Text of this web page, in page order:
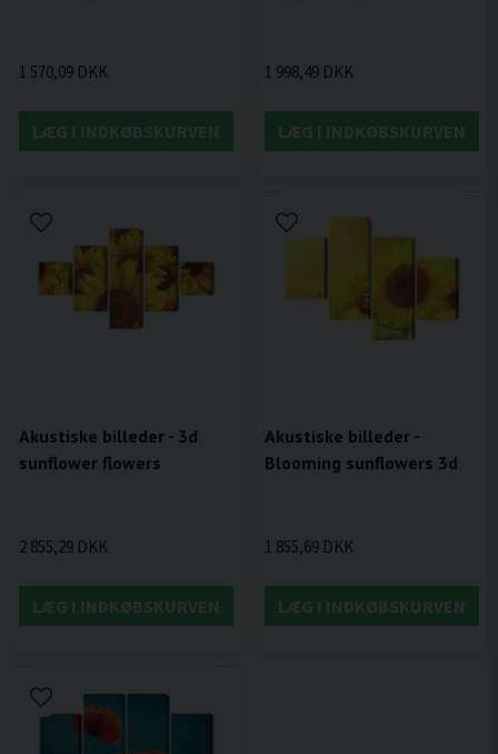
1 570,09 DKK
LÆG I INDKØBSKURVEN
1 998,49 DKK
LÆG I INDKØBSKURVEN
Akustiske billeder - 3d
sunflower flowers
2 855,29 DKK
LÆG I INDKØBSKURVEN
Akustiske billeder -
Blooming sunflowers 3d
1 855,69 DKK
LÆG I INDKØBSKURVEN